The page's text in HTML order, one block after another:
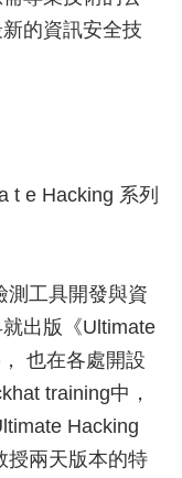
的資訊安全技
t e Hacking 系列
工具開發與資
出版《Ultimate
也在各處開設
training中，
Hacking
授兩天版本的特